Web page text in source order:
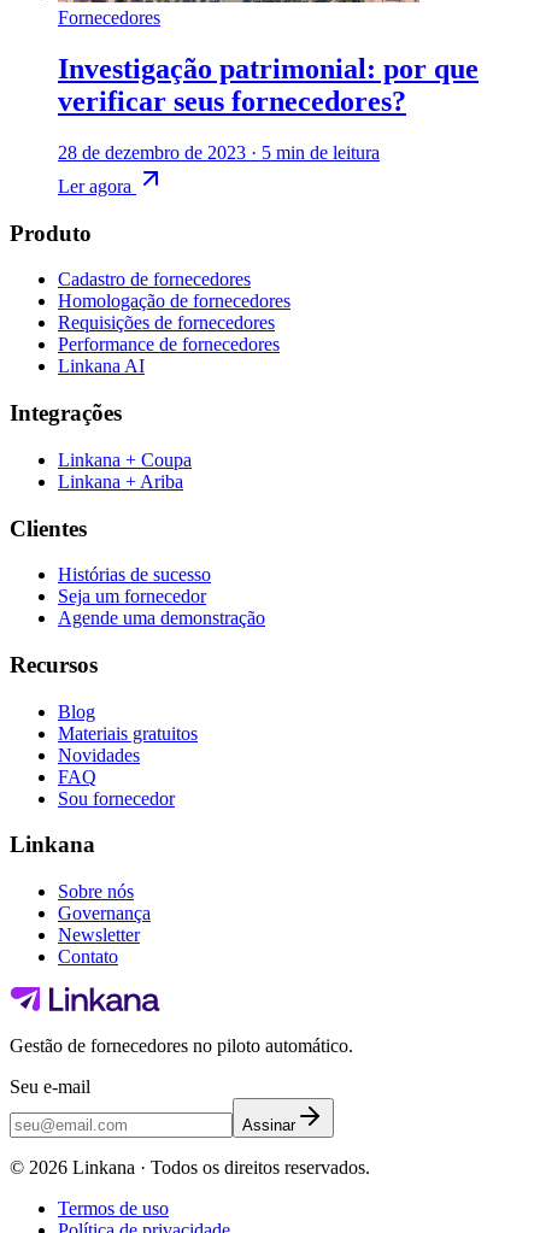
Fornecedores
Investigação patrimonial: por que
verificar seus fornecedores?
28 de dezembro de 2023 · 5 min de leitura
Ler agora
Produto
Cadastro de fornecedores
Homologação de fornecedores
Requisições de fornecedores
Performance de fornecedores
Linkana AI
Integrações
Linkana + Coupa
Linkana + Ariba
Clientes
Histórias de sucesso
Seja um fornecedor
Agende uma demonstração
Recursos
Blog
Materiais gratuitos
Novidades
FAQ
Sou fornecedor
Linkana
Sobre nós
Governança
Newsletter
Contato
Gestão de fornecedores no piloto automático.
Seu e-mail
Assinar
© 2026 Linkana · Todos os direitos reservados.
Termos de uso